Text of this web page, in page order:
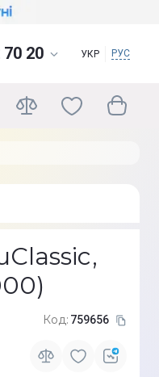
70 20 УКР РУС
Код: 759656